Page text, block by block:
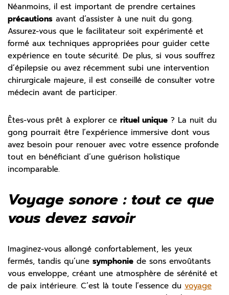
Néanmoins, il est important de prendre certaines
précautions avant d’assister à une nuit du gong.
Assurez-vous que le facilitateur soit expérimenté et
formé aux techniques appropriées pour guider cette
expérience en toute sécurité. De plus, si vous souffrez
d’épilepsie ou avez récemment subi une intervention
chirurgicale majeure, il est conseillé de consulter votre
médecin avant de participer.
Êtes-vous prêt à explorer ce rituel unique ? La nuit du
gong pourrait être l’expérience immersive dont vous
avez besoin pour renouer avec votre essence profonde
tout en bénéficiant d’une guérison holistique
incomparable.
Voyage sonore : tout ce que
vous devez savoir
Imaginez-vous allongé confortablement, les yeux
fermés, tandis qu’une symphonie de sons envoûtants
vous enveloppe, créant une atmosphère de sérénité et
de paix intérieure. C’est là toute l’essence du voyage